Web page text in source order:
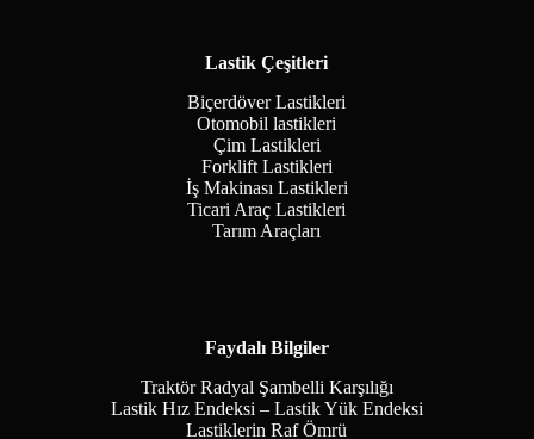
Lastik Çeşitleri
Biçerdöver Lastikleri
Otomobil lastikleri
Çim Lastikleri
Forklift Lastikleri
İş Makinası Lastikleri
Ticari Araç Lastikleri
Tarım Araçları
Faydalı Bilgiler
Traktör Radyal Şambelli Karşılığı
Lastik Hız Endeksi – Lastik Yük Endeksi
Lastiklerin Raf Ömrü